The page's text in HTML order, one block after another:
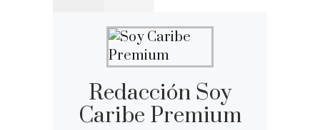
Redacción Soy
Caribe Premium